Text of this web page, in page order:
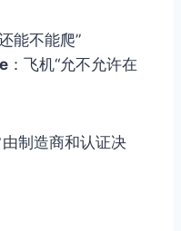
能不能爬”
：飞机“允不允许在
制造商和认证决